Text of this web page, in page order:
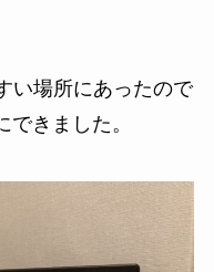
い場所にあったので
きました。